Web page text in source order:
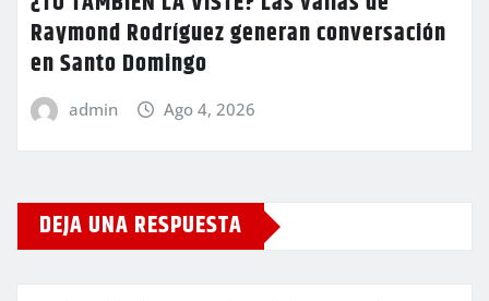
Raymond Rodríguez generan conversación
en Santo Domingo
admin Ago 4, 2026
DEJA UNA RESPUESTA